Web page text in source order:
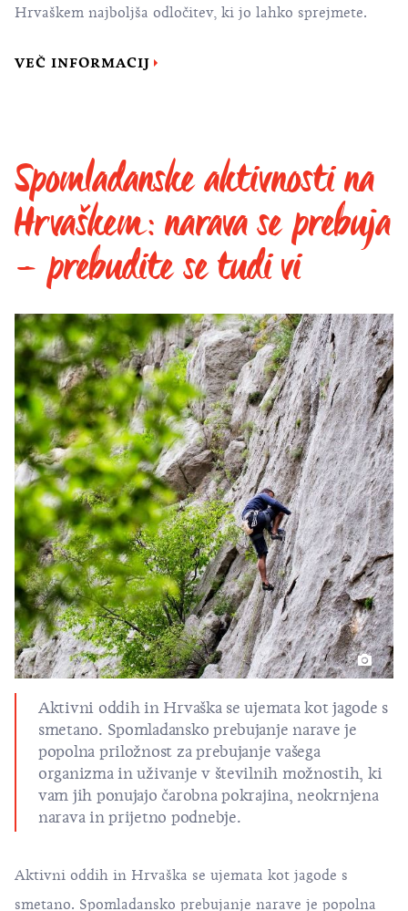
Hrvaškem najboljša odločitev, ki jo lahko sprejmete.
VEČ INFORMACIJ
Spomladanske aktivnosti na
Hrvaškem: narava se prebuja
– prebudite se tudi vi
Aktivni oddih in Hrvaška se ujemata kot jagode s
smetano. Spomladansko prebujanje narave je
popolna priložnost za prebujanje vašega
organizma in uživanje v številnih možnostih, ki
vam jih ponujajo čarobna pokrajina, neokrnjena
narava in prijetno podnebje.
Aktivni oddih in Hrvaška se ujemata kot jagode s
smetano. Spomladansko prebujanje narave je popolna